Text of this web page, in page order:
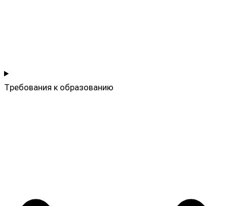
Требования к образованию